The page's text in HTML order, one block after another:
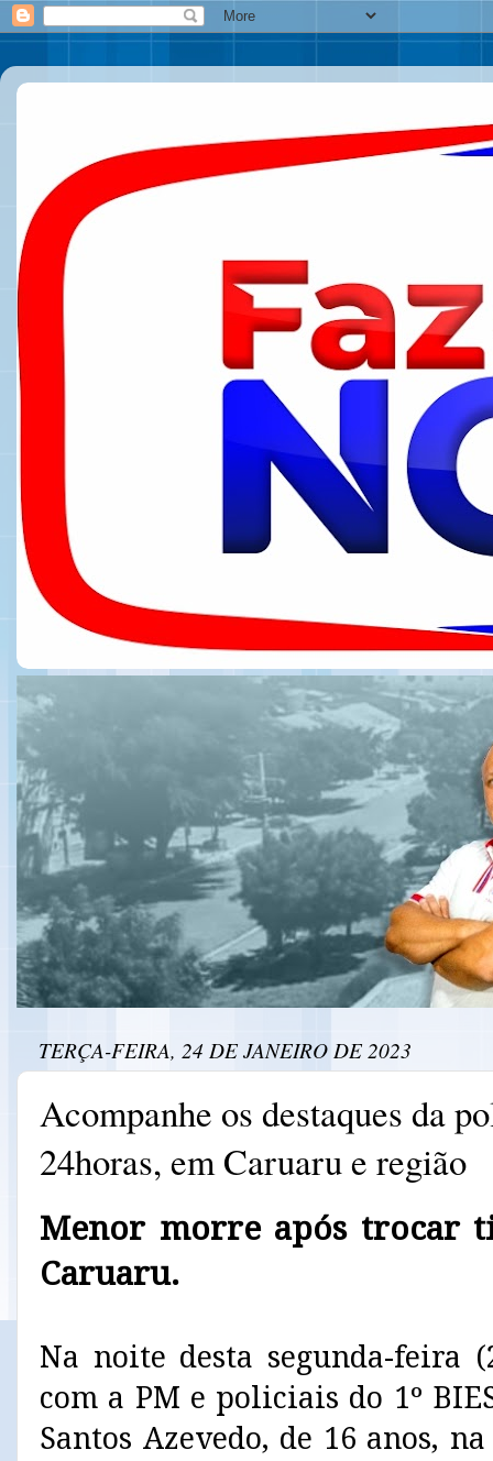
TERÇA-FEIRA, 24 DE JANEIRO DE 2023
Acompanhe os destaques da
24horas, em Caruaru e região
Menor morre após trocar
Caruaru.
Na noite desta segunda-feira
com a PM e policiais do 1º
Santos Azevedo, de 16 anos,